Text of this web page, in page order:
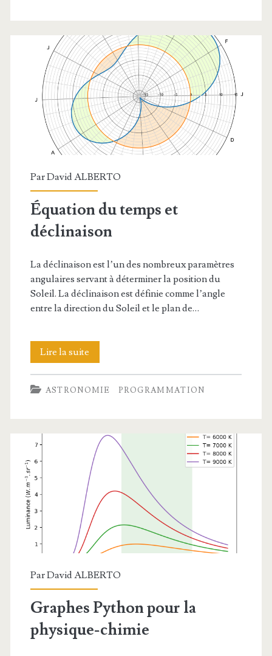
ParDavid ALBERTO
Équation du temps et
déclinaison
La déclinaison est l’un des nombreux paramètres
angulaires servant à déterminer la position du
Soleil. La déclinaison est définie comme l’angle
entre la direction du Soleil et le plan de…
Lire la suite
du
temps
déclinaison
ASTRONOMIE PROGRAMMATION
ParDavid ALBERTO
Graphes Python pour la
physique-chimie